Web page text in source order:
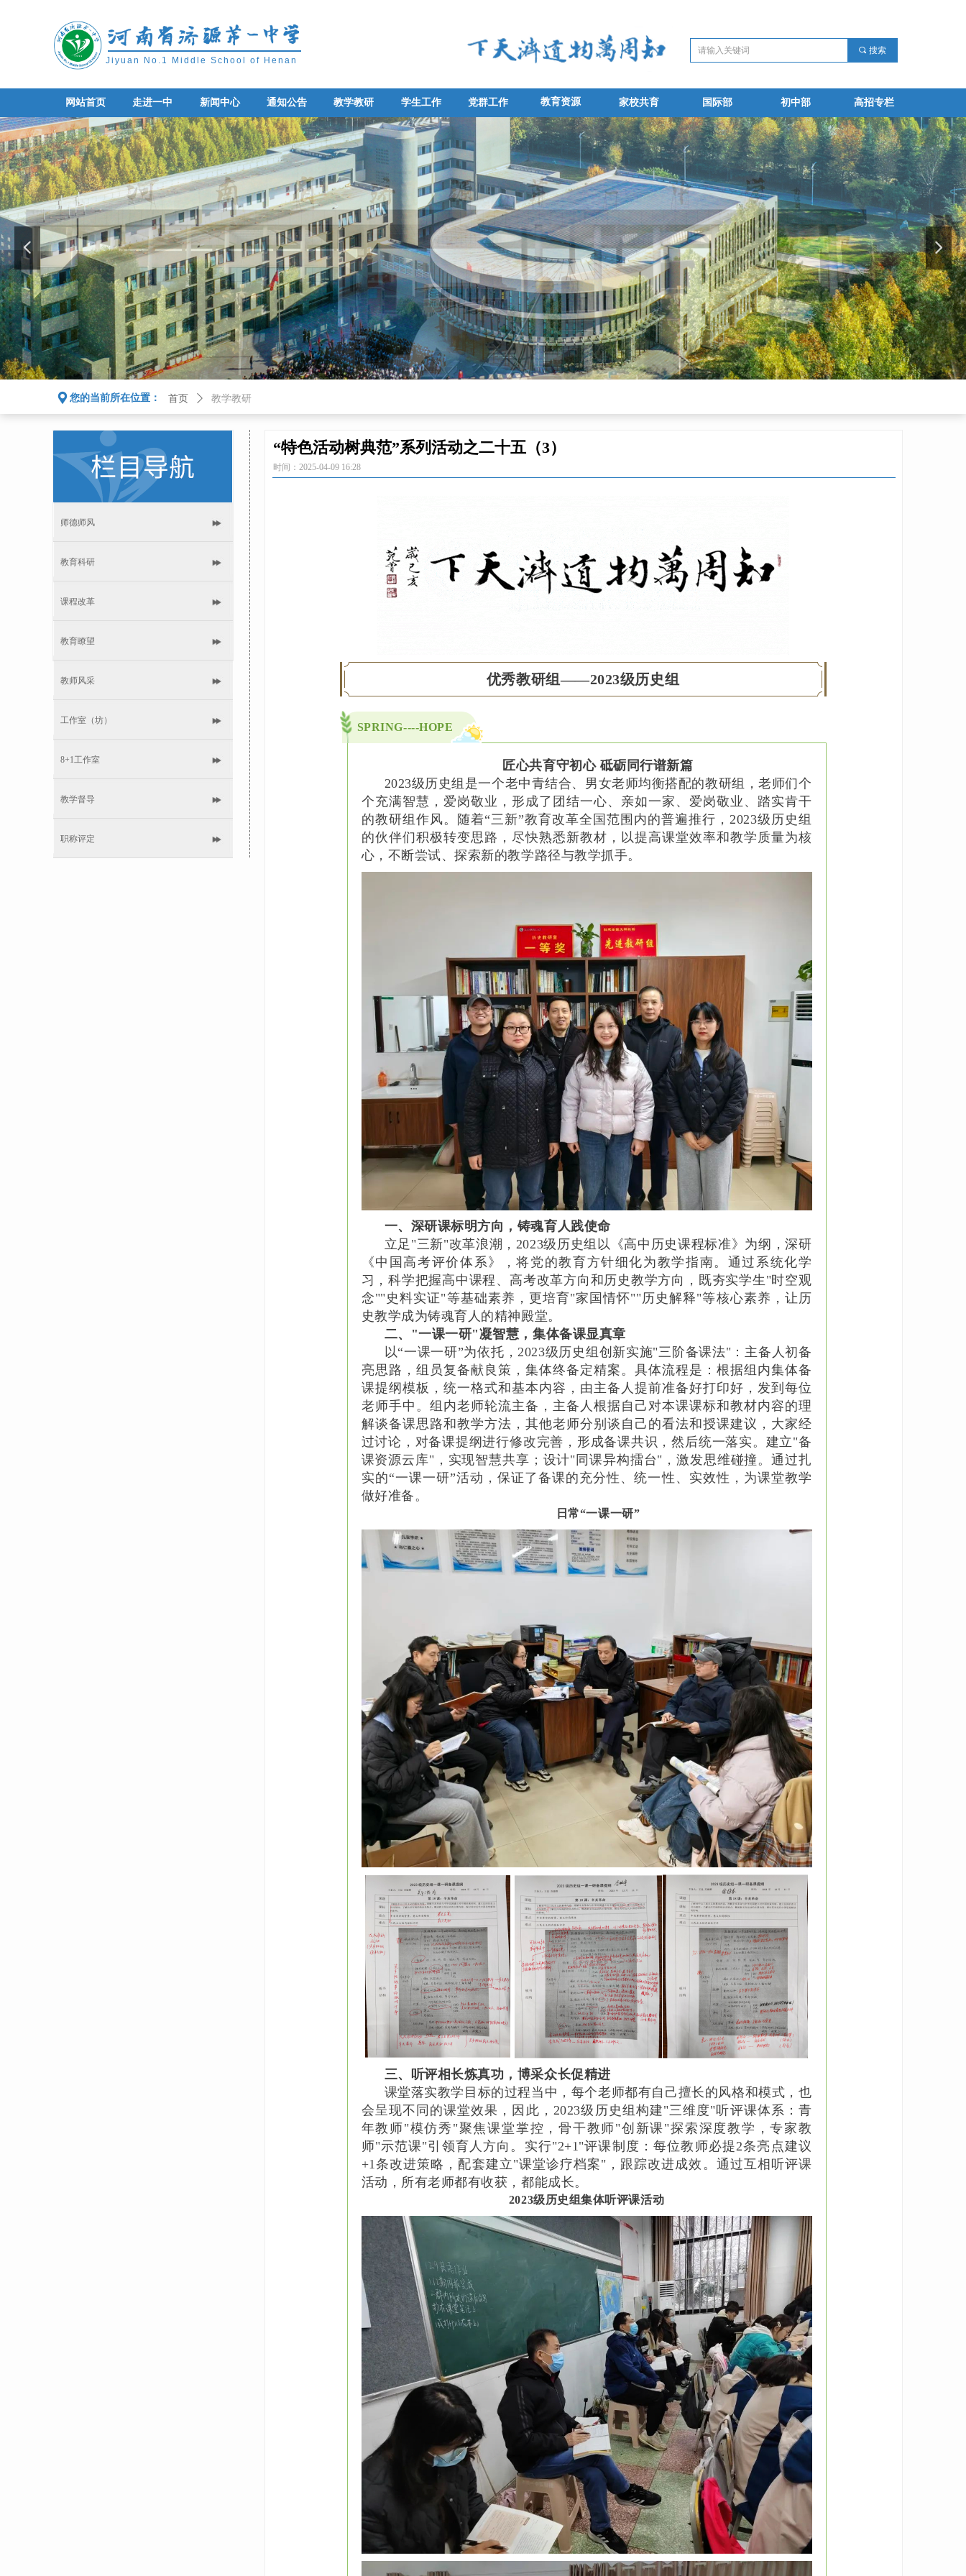
Jiyuan No.1 Middle School of Henan
끠 搜索
网站首页
网站首页
走进一中
走进一中
新闻中心
新闻中心
通知公告
通知公告
教学教研
教学教研
学生工作
学生工作
党群工作 教育资源 家校共育
家校共育
国际部
国际部
初中部
初中部
高招专栏
高招专栏
师德师风
教育科研
课程改革
教育瞭望
教师风采
工作室（坊）
8+1工作室
教学督导
职称评定
넳 넲
您的当前所在位置： 首页 ꄲ 教学教研
끇
优秀教研组——2023级历史组
SPRING----HOPE
匠心共育守初心 砥砺同行谱新篇
2023级历史组是一个老中青结合、男女老师均衡搭配的教研组，老师们个
个充满智慧，爱岗敬业，形成了团结一心、亲如一家、爱岗敬业、踏实肯干
的教研组作风。随着“三新”教育改革全国范围内的普遍推行，2023级历史组
的伙伴们积极转变思路，尽快熟悉新教材，以提高课堂效率和教学质量为核
心，不断尝试、探索新的教学路径与教学抓手。
一、深研课标明方向，铸魂育人践使命
立足"三新"改革浪潮，2023级历史组以《高中历史课程标准》为纲，深研
《中国高考评价体系》，将党的教育方针细化为教学指南。通过系统化学
习，科学把握高中课程、高考改革方向和历史教学方向，既夯实学生"时空观
念""史料实证"等基础素养，更培育"家国情怀""历史解释"等核心素养，让历
史教学成为铸魂育人的精神殿堂。
二、"一课一研"凝智慧，集体备课显真章
以“一课一研”为依托，2023级历史组创新实施"三阶备课法"：主备人初备
亮思路，组员复备献良策，集体终备定精案。具体流程是：根据组内集体备
课提纲模板，统一格式和基本内容，由主备人提前准备好打印好，发到每位
老师手中。组内老师轮流主备，主备人根据自己对本课课标和教材内容的理
解谈备课思路和教学方法，其他老师分别谈自己的看法和授课建议，大家经
过讨论，对备课提纲进行修改完善，形成备课共识，然后统一落实。建立"备
课资源云库"，实现智慧共享；设计"同课异构擂台"，激发思维碰撞。通过扎
实的“一课一研”活动，保证了备课的充分性、统一性、实效性，为课堂教学
做好准备。
日常“一课一研”
三、听评相长炼真功，博采众长促精进
课堂落实教学目标的过程当中，每个老师都有自己擅长的风格和模式，也
会呈现不同的课堂效果，因此，2023级历史组构建"三维度"听评课体系：青
年教师"模仿秀"聚焦课堂掌控，骨干教师"创新课"探索深度教学，专家教
师"示范课"引领育人方向。实行"2+1"评课制度：每位教师必提2条亮点建议
+1条改进策略，配套建立"课堂诊疗档案"，跟踪改进成效。通过互相听评课
活动，所有老师都有收获，都能成长。
2023级历史组集体听评课活动
时间： 2025-04-09 16:28
“特色活动树典范”系列活动之二十五（3）